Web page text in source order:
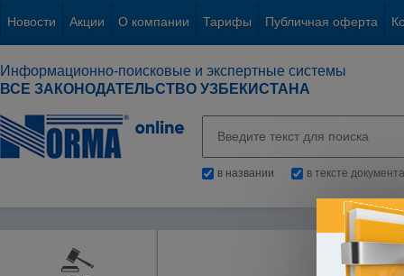
Новости Акции О компании Тарифы Публичная оферта
Информационно-поисковые и экспертные системы
ВСЕ ЗАКОНОДАТЕЛЬСТВО УЗБЕКИСТАНА
в названии в тексте документа